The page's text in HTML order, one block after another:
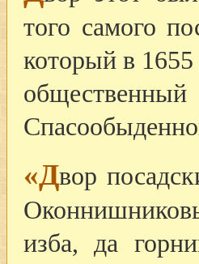
того самого
который в
«Двор
изба, да